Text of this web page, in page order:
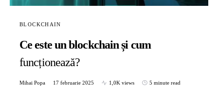
BLOCKCHAIN
Ce este un blockchain și cum
funcționează?
Mihai Popa 17 februarie 2025 1,0K views 5 minute read